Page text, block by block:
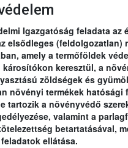
Igazgatóság feladata az
elsődleges (feldolgozatlan)
amely a termőföldek
keresztül, a
zöldségek és
növényi termékek hatósági
tartozik a növényvédő
valamint a
betartatásával,
ellátása.